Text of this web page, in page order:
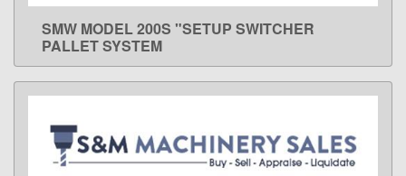
LEARN MORE
SMW MODEL 200S "SETUP SWITCHER
PALLET SYSTEM